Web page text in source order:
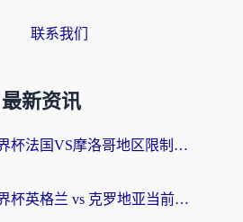
联系我们
最新资讯
在国外看世界杯法国VS摩洛哥地区限制？这篇指南让你流畅看中文解说无压力
在国外看世界杯英格兰 vs 克罗地亚当前地区不可播放？这篇指南帮你搞定所有海外观赛难题